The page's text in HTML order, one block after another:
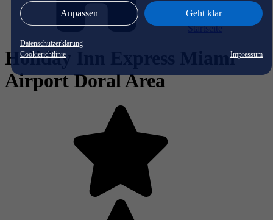
Anpassen Geht klar
Datenschutzerklärung
Cookierichtlinie
Impressum
Startseite
Holiday Inn Express Miami
Airport Doral Area